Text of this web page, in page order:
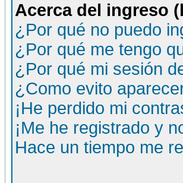
Acerca del ingreso
¿Por qué no puedo
¿Por qué me tengo
¿Por qué mi sesión
¿Como evito
¡He perdido mi
¡Me he registrado y
Hace un tiempo me